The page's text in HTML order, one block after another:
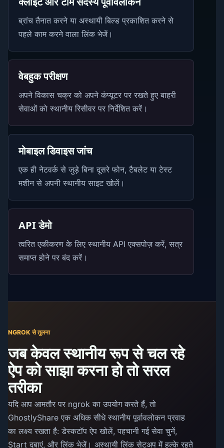
ब्रांच तैनात करने या अस्थायी बिल्ड प्रकाशित करने से
पहले काम करने वाला लिंक भेजें।
वेबहुक परीक्षण
अपने विकास चक्र को अपने कंप्यूटर पर रखते हुए बाहरी
सेवाओं को स्थानीय रिसीवर पर निर्देशित करें।
मोबाइल डिवाइस जांच
एक ही नेटवर्क से जुड़े बिना दूसरे फोन, टैबलेट या टेस्ट
मशीन से अपनी स्थानीय साइट खोलें।
API डेमो
त्वरित एकीकरण के लिए स्थानीय API एक्सपोज़ करें, सत्र
समाप्त होने पर बंद करें।
NGROK से तुलना
जब केवल स्थानीय रूप से चल रहे
ऐप को साझा करना हो तो सरल
तरीका
यदि आप आमतौर पर ngrok का उपयोग करते हैं, तो
GhostlyShare एक अधिक सीधे स्थानीय पूर्वावलोकन प्रवाह
का लक्ष्य रखता है: डेस्कटॉप ऐप खोलें, पहचानी गई सेवा चुनें,
Start दबाएं, और लिंक भेजें। अस्थायी लिंक सेटअप में हल्के रहते